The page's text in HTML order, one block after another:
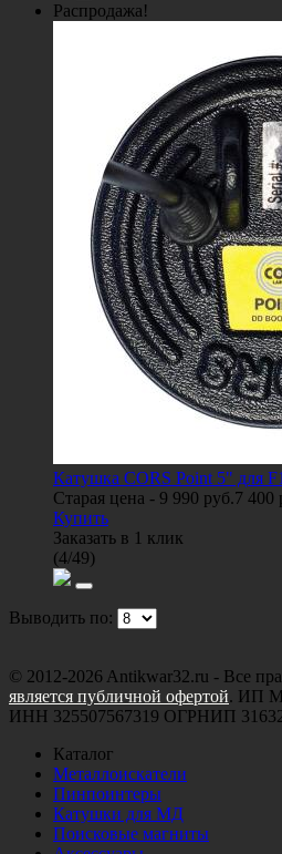
Распродажа!
Катушка CORS Point 5" для
Старая цена - 9 990 руб.7 400
Купить
Заказать в 1 клик
(4/49)
Выводить по:
© 2012-2026 Antikwar32.ru - Все
является публичной офертой. ИП
ИНН 325507567319 ОГРНИП
Каталог
Металлоискатели
Пинпоинтеры
Катушки для МД
Поисковые магниты